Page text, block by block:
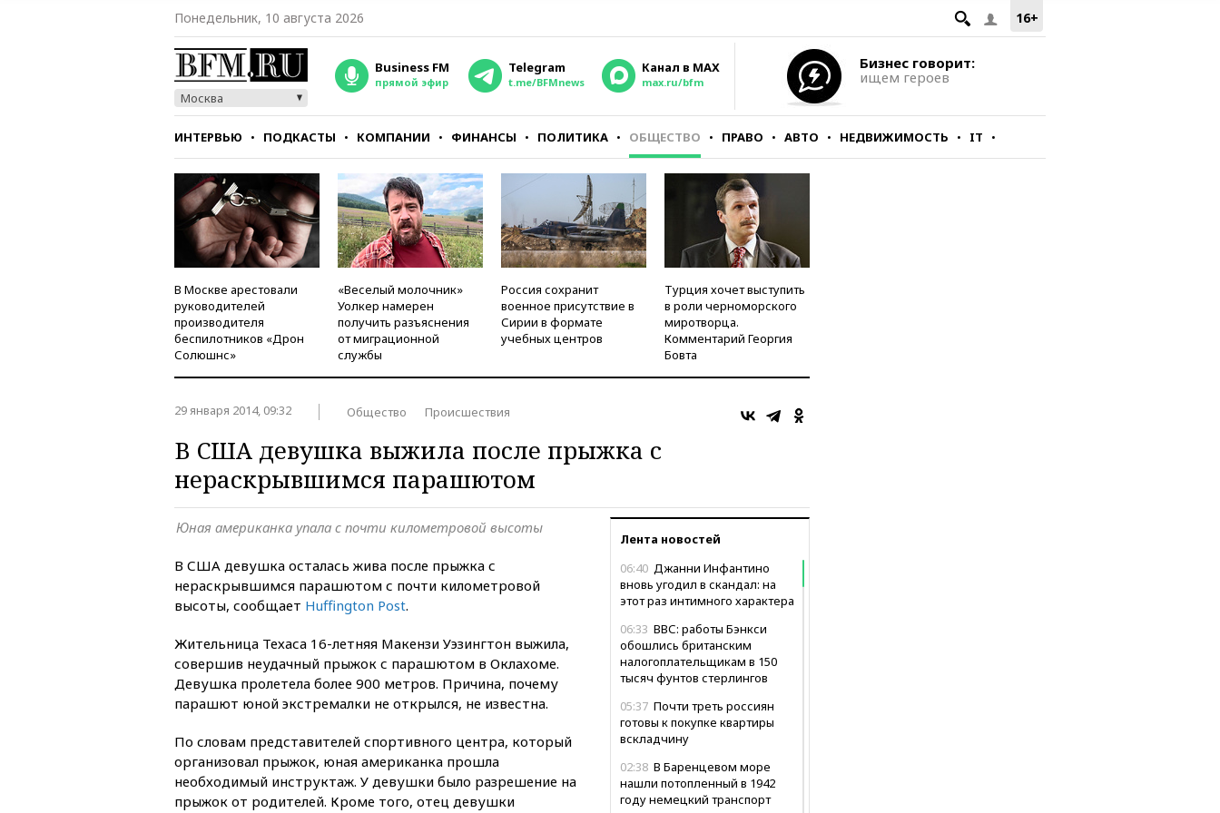
16+
Понедельник, 10 августа 2026
Москва
Business FM
прямой эфир
Telegram
t.me/BFMnews
Канал в MAX
max.ru/bfm
Бизнес говорит:
ищем героев
ИНТЕРВЬЮ ПОДКАСТЫ КОМПАНИИ ФИНАНСЫ ПОЛИТИКА ОБЩЕСТВО ПРАВО АВТО НЕДВИЖИМОСТЬ IT
СТИЛЬ ТЕСТЫ
В Москве арестовали
руководителей
производителя
беспилотников «Дрон
Солюшнс»
«Веселый молочник»
Уолкер намерен
получить разъяснения
от миграционной
службы
Россия сохранит
военное присутствие в
Сирии в формате
учебных центров
Турция хочет выступить
в роли черноморского
миротворца.
Комментарий Георгия
Бовта
29 января 2014, 09:32 Общество Происшествия
В США девушка выжила после прыжка с
нераскрывшимся парашютом
Лента новостей
06:40 Джанни Инфантино
вновь угодил в скандал: на
этот раз интимного характера
06:33 ВВС: работы Бэнкси
обошлись британским
налогоплательщикам в 150
тысяч фунтов стерлингов
05:37 Почти треть россиян
готовы к покупке квартиры
вскладчину
02:38 В Баренцевом море
нашли потопленный в 1942
году немецкий транспорт
Юная американка упала с почти километровой высоты
В США девушка осталась жива после прыжка с
нераскрывшимся парашютом с почти километровой
высоты, сообщает Huffington Post.
Жительница Техаса 16-летняя Макензи Уэзингтон выжила,
совершив неудачный прыжок с парашютом в Оклахоме.
Девушка пролетела более 900 метров. Причина, почему
парашют юной экстремалки не открылся, не известна.
По словам представителей спортивного центра, который
организовал прыжок, юная американка прошла
необходимый инструктаж. У девушки было разрешение на
прыжок от родителей. Кроме того, отец девушки